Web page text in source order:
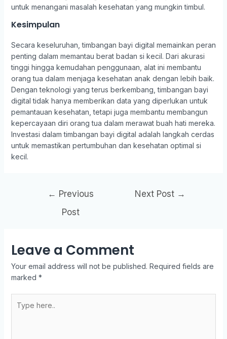
untuk menangani masalah kesehatan yang mungkin timbul.
Kesimpulan
Secara keseluruhan, timbangan bayi digital memainkan peran
penting dalam memantau berat badan si kecil. Dari akurasi
tinggi hingga kemudahan penggunaan, alat ini membantu
orang tua dalam menjaga kesehatan anak dengan lebih baik.
Dengan teknologi yang terus berkembang, timbangan bayi
digital tidak hanya memberikan data yang diperlukan untuk
pemantauan kesehatan, tetapi juga membantu membangun
kepercayaan diri orang tua dalam merawat buah hati mereka.
Investasi dalam timbangan bayi digital adalah langkah cerdas
untuk memastikan pertumbuhan dan kesehatan optimal si
kecil.
← Previous
Post
Next Post →
Leave a Comment
Your email address will not be published. Required fields are
marked *